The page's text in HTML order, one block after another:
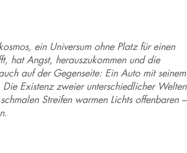
ein Universum ohne Platz für einen
hat Angst, herauszukommen und die
auf der Gegenseite: Ein Auto mit seinem
Existenz zweier unterschiedlicher Welten
Streifen warmen Lichts offenbaren –